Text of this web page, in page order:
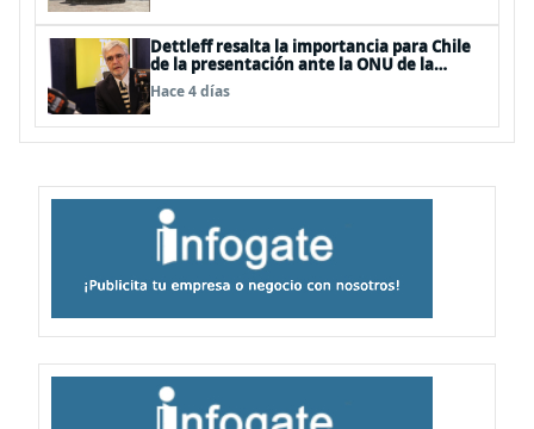
Dettleff resalta la importancia para Chile
de la presentación ante la ONU de la
Plataforma Continental Extendida del
Archipiélago Juan Fernández
Hace 4 días